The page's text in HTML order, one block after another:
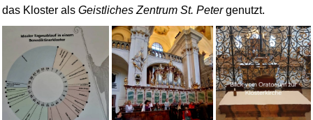
das Kloster als Geistliches Zentrum St. Petergenutzt.